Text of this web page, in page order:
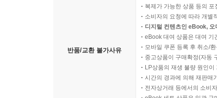
반품/교환 불가사유
복제가 가능한 상품 등의
소비자의 요청에 따라 개별
디지털 컨텐츠인 eBook,
eBook 대여 상품은 대여 기
모바일 쿠폰 등록 후 취소/
중고상품이 구매확정(자동
LP상품의 재생 불량 원인
시간의 경과에 의해 재판매
전자상거래 등에서의 소비